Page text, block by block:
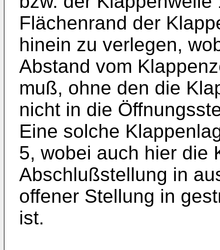
Flächenrand der
hinein zu verlegen,
Abstand vom
muß, ohne den die
nicht in die
Eine solche
5, wobei auch hier die
Abschlußstellung in
offener Stellung in
ist.